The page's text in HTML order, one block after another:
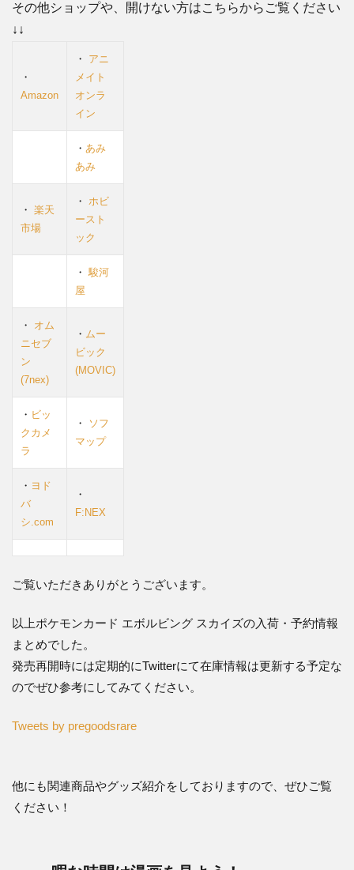
ち
2.0.0.1
Amazon
2.0.0.2
楽天市場
あみあみ
2.0.0.5
2.0.0.6
ムービッ
オムニ7
な時
漫画
よ
う！
2.2
・ア
を見
その他ショップや、開けない方はこちらからご覧ください
↓↓
・
Amazon
・ アニ
メイト
オンラ
イン
・ あみ
あみ
・ 楽天
市場
・ ホビ
ースト
ック
・駿河
屋
・ オム
ニセブ
ン
(7nex)
・ ムー
ビック
(MOVIC)
・ ビッ
クカメ
ラ
・
ソフ
マップ
・ ヨド
バ
シ.com
・
F:NEX
ご覧いただきありがとうございます。
以上ポケモンカード エボルビング スカイズの入荷・予約情報
まとめでした。
発売再開時には定期的にTwitterにて在庫情報は更新する予定な
のでぜひ参考にしてみてください。
Tweets by pregoodsrare
他にも関連商品やグッズ紹介をしておりますので、ぜひご覧
ください！